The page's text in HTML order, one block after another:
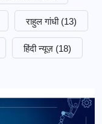
राहुल गांधी (13)
हिंदी न्यूज़ (18)